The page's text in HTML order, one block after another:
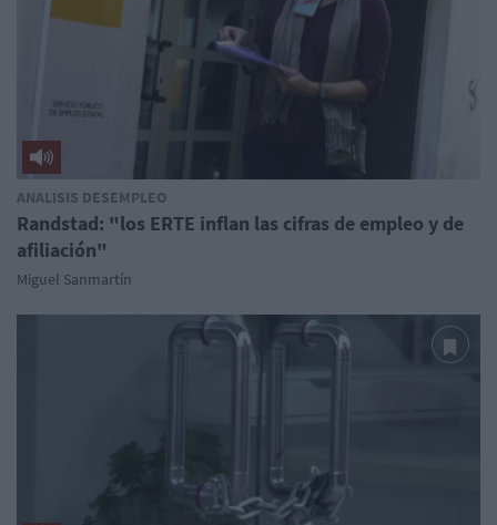
ANALISIS DESEMPLEO
Randstad: "los ERTE inflan las cifras de empleo y de
afiliación"
Miguel Sanmartín